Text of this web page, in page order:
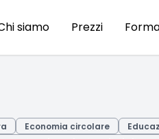
siamo Prezzi
Economia circolare